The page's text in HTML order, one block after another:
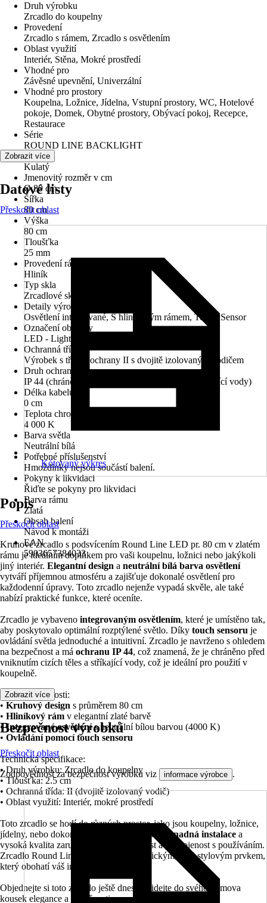
Druh výrobku
Zrcadlo do koupelny
Provedení
Zrcadlo s rámem, Zrcadlo s osvětlením
Oblast využití
Interiér, Stěna, Mokré prostředí
Vhodné pro
Závěsné upevnění, Univerzální
Vhodné pro prostory
Koupelna, Ložnice, Jídelna, Vstupní prostory, WC, Hotelové
pokoje, Domek, Obytné prostory, Obývací pokoj, Recepce,
Restaurace
Série
ROUND LINE BACKLIGHT
Tvar
Kulatý
Jmenovitý rozměr v cm
Ø 80 cm
Šířka
80 cm
Výška
80 cm
Tloušťka
25 mm
Provedení rámu
Hliník
Typ skla
Zrcadlové sklo
Detaily výrobku
Osvětlení integrované, S hliníkovým rámem, Touch Sensor
Označení objímky
LED - Light Ermitting Diode
Ochranná třída
Výrobek s třídou ochrany II s dvojitě izolovaným vodičem
Druh ochrany
IP 44 (chráněno před vniknutím cizích těles a stříkající vody)
Délka kabelu
0 cm
Teplota chromatičnosti
4 000 K
Barva světla
Neutrální bílá
Potřebné příslušenství
Hmoždinky nejsou součástí balení.
Pokyny k likvidaci
Řiďte se pokyny pro likvidaci
Barva rámu
Zlatá
Obsah balení
Návod k montáži
EAN
5903657384033
Zobrazit více
Datové listy
Přeskočit oblast
Kótovaný výkres
Popis
Přeskočit oblast
Kruhové zrcadlo s podsvícením Round Line LED pr. 80 cm v zlatém
rámu je ideálním doplňkem pro vaši koupelnu, ložnici nebo jakýkoli
jiný interiér. Elegantní design a neutrální bílá barva osvětlení
vytváří příjemnou atmosféru a zajišťuje dokonalé osvětlení pro
každodenní úpravy. Toto zrcadlo nejenže vypadá skvěle, ale také
nabízí praktické funkce, které oceníte.
Zrcadlo je vybaveno integrovaným osvětlením, které je umístěno tak,
aby poskytovalo optimální rozptýlené světlo. Díky touch sensoru je
ovládání světla jednoduché a intuitivní. Zrcadlo je navrženo s ohledem
na bezpečnost a má ochranu IP 44, což znamená, že je chráněno před
vniknutím cizích těles a stříkající vody, což je ideální pro použití v
koupelně.
Klíčové vlastnosti:
• Kruhový design s průměrem 80 cm
• Hliníkový rám v elegantní zlaté barvě
•Integrované osvětlenís neutrální bílou barvou (4000 K)
• Ovládání pomocí touch sensoru
Technická specifikace:
• Druh výrobku: Zrcadlo do koupelny
• Tloušťka: 2.5 cm
• Ochranná třída: II (dvojitě izolovaný vodič)
• Oblast využití: Interiér, mokré prostředí
Toto zrcadlo se hodí do různých prostor, jako jsou koupelny, ložnice,
jídelny, nebo dokonce hotelové pokoje. Jeho
snadná instalace a
vysoká kvalita zaručují dlouhou životnost a spokojenost s používáním.
Zrcadlo Round Line LED je nejen praktickým, ale i stylovým prvkem,
který obohatí váš interiér.
Objednejte si toto zrcadlo ještě dnes a přidejte do svého domova
kousek elegance a funkčnosti.
Zobrazit více
Bezpečnost výrobků
Přeskočit oblast
Zodpovědnost za bezpečnost výrobku viz informace výrobce .